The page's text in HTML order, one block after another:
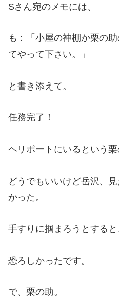
Sさん宛のメモには、
も：「小屋の神棚か栗の
てやって下さい。」
と書き添えて。
任務完了！
ヘリポートにいるという栗
どうでもいいけど岳沢、
かった。
手すりに掴まろうとすると
恐ろしかったです。
で、栗の助。